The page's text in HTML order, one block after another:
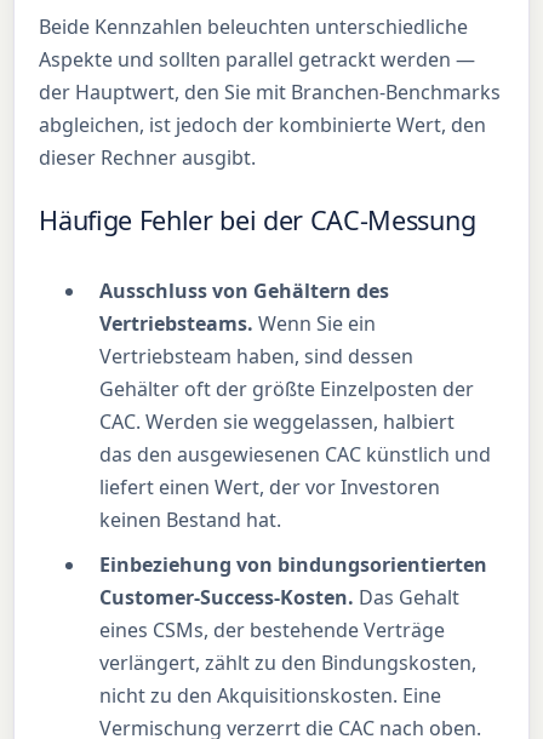
Beide Kennzahlen beleuchten unterschiedliche
Aspekte und sollten parallel getrackt werden —
der Hauptwert, den Sie mit Branchen-Benchmarks
abgleichen, ist jedoch der kombinierte Wert, den
dieser Rechner ausgibt.
Häufige Fehler bei der CAC-Messung
Ausschluss von Gehältern des
Vertriebsteams. Wenn Sie ein
Vertriebsteam haben, sind dessen
Gehälter oft der größte Einzelposten der
CAC. Werden sie weggelassen, halbiert
das den ausgewiesenen CAC künstlich und
liefert einen Wert, der vor Investoren
keinen Bestand hat.
Einbeziehung von bindungsorientierten
Customer-Success-Kosten. Das Gehalt
eines CSMs, der bestehende Verträge
verlängert, zählt zu den Bindungskosten,
nicht zu den Akquisitionskosten. Eine
Vermischung verzerrt die CAC nach oben.